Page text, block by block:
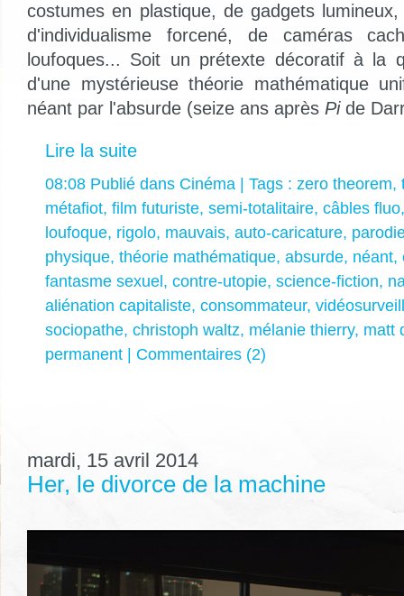
costumes en plastique, de gadgets
d'individualisme forcené, de caméras
loufoques... Soit un prétexte décoratif à la
d'une mystérieuse théorie mathématique
néant par l'absurde (seize ans après Pide
Lire la suite
08:08 Publié dans Cinéma | Tags : zero theorem,
métafiot, film futuriste, semi-totalitaire, câbles fluo
loufoque, rigolo, mauvais, auto-caricature,
physique, théorie mathématique, absurde, néant,
fantasme sexuel , contre-utopie, science-fiction,
aliénation capitaliste, consommateur,
sociopathe, christoph waltz, mélanie thierry, matt
permanent
Commentaires (2)
mardi, 15 avril 2014
Her, le divorce de la machine